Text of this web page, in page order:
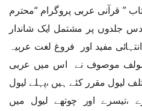
” قرآنی عربی پروگرام “محترم
جلدوں پر مشتمل ایک شاندار
مفید اور فروغ لغت عربیہ
موصوف نے اس میں عربی
لیول مقرر کئے ہیں ،پہلے لیول
،تیسرے اور چوتھے لیول میں